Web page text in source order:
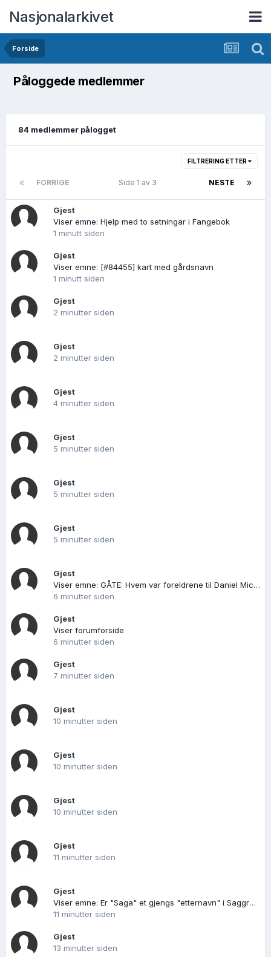
Nasjonalarkivet
Forside
Påloggede medlemmer
84 medlemmer pålogget
FILTRERING ETTER
FORRIGE NESTE
Side 1 av 3
Gjest
Viser emne: Hjelp med to setningar i Fangebok
1 minutt siden
Gjest
Viser emne: [#84455] kart med gårdsnavn
1 minutt siden
Gjest
2 minutter siden
Gjest
2 minutter siden
Gjest
4 minutter siden
Gjest
5 minutter siden
Gjest
5 minutter siden
Gjest
5 minutter siden
Gjest
Viser emne: GÅTE: Hvem var foreldrene til Daniel Michelsøn Resch på Nordre Ås i Fon?
6 minutter siden
Gjest
Viser forumforside
6 minutter siden
Gjest
7 minutter siden
Gjest
10 minutter siden
Gjest
10 minutter siden
Gjest
10 minutter siden
Gjest
11 minutter siden
Gjest
Viser emne: Er "Saga" et gjengs "etternavn" i Saggrenda, Sandsvær (Kongsberg)?
11 minutter siden
Gjest
13 minutter siden